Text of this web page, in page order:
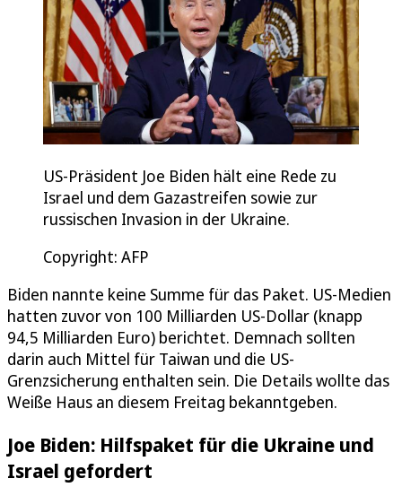
US-Präsident Joe Biden hält eine Rede zu
Israel und dem Gazastreifen sowie zur
russischen Invasion in der Ukraine.
Copyright: AFP
Biden nannte keine Summe für das Paket. US-Medien
hatten zuvor von 100 Milliarden US-Dollar (knapp
94,5 Milliarden Euro) berichtet. Demnach sollten
darin auch Mittel für Taiwan und die US-
Grenzsicherung enthalten sein. Die Details wollte das
Weiße Haus an diesem Freitag bekanntgeben.
Joe Biden: Hilfspaket für die Ukraine und
Israel gefordert